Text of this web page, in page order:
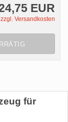
EUR
zzgl. Versandkosten
für